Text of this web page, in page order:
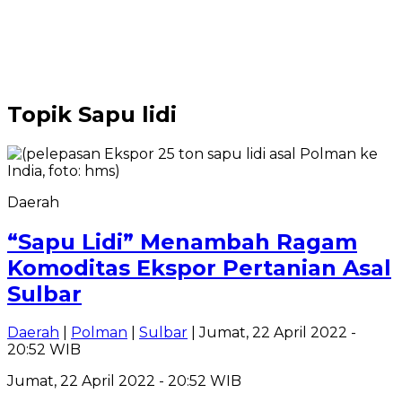
Topik Sapu lidi
Daerah
“Sapu Lidi” Menambah Ragam
Komoditas Ekspor Pertanian Asal
Sulbar
Daerah Polman Sulbar | Jumat, 22 April 2022 -
20:52 WIB
Jumat, 22 April 2022 - 20:52 WIB